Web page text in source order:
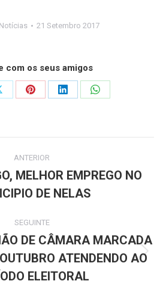
Notícias 21 Setembro 2017
com os seus amigos
Share
Share
Share
ANTERIOR
post:
MELHOR EMPREGO NO
DE NELAS
SEGUINTE
Next
post:
DE CÂMARA MARCADA
ATENDENDO AO
ELEITORAL